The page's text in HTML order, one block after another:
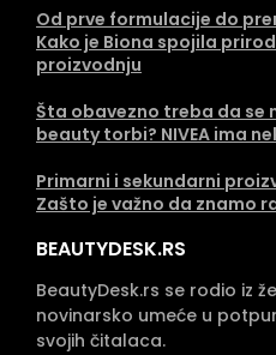
Od prve formulacije do
Kako je Biona spojila
proizvodnju
Šta obavezno treba da se
beauty torbi? NIVEA ima
Primarni i sekundarni
Zašto je važno da znamo
BEAUTYDESK.RS
BeautyDesk.rs se rodio iz
novinarsko umeće u
svojih čitalaca.